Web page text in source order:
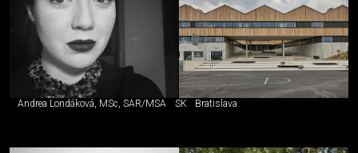
Andrea Londáková, MSc, SAR/MSA SK Bratislava